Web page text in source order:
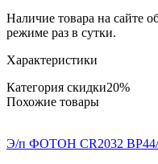
Наличие товара на сайте
режиме раз в сутки.
Характеристики
Категория скидки20%
Похожие товары
Э/п ФОТОН CR2032